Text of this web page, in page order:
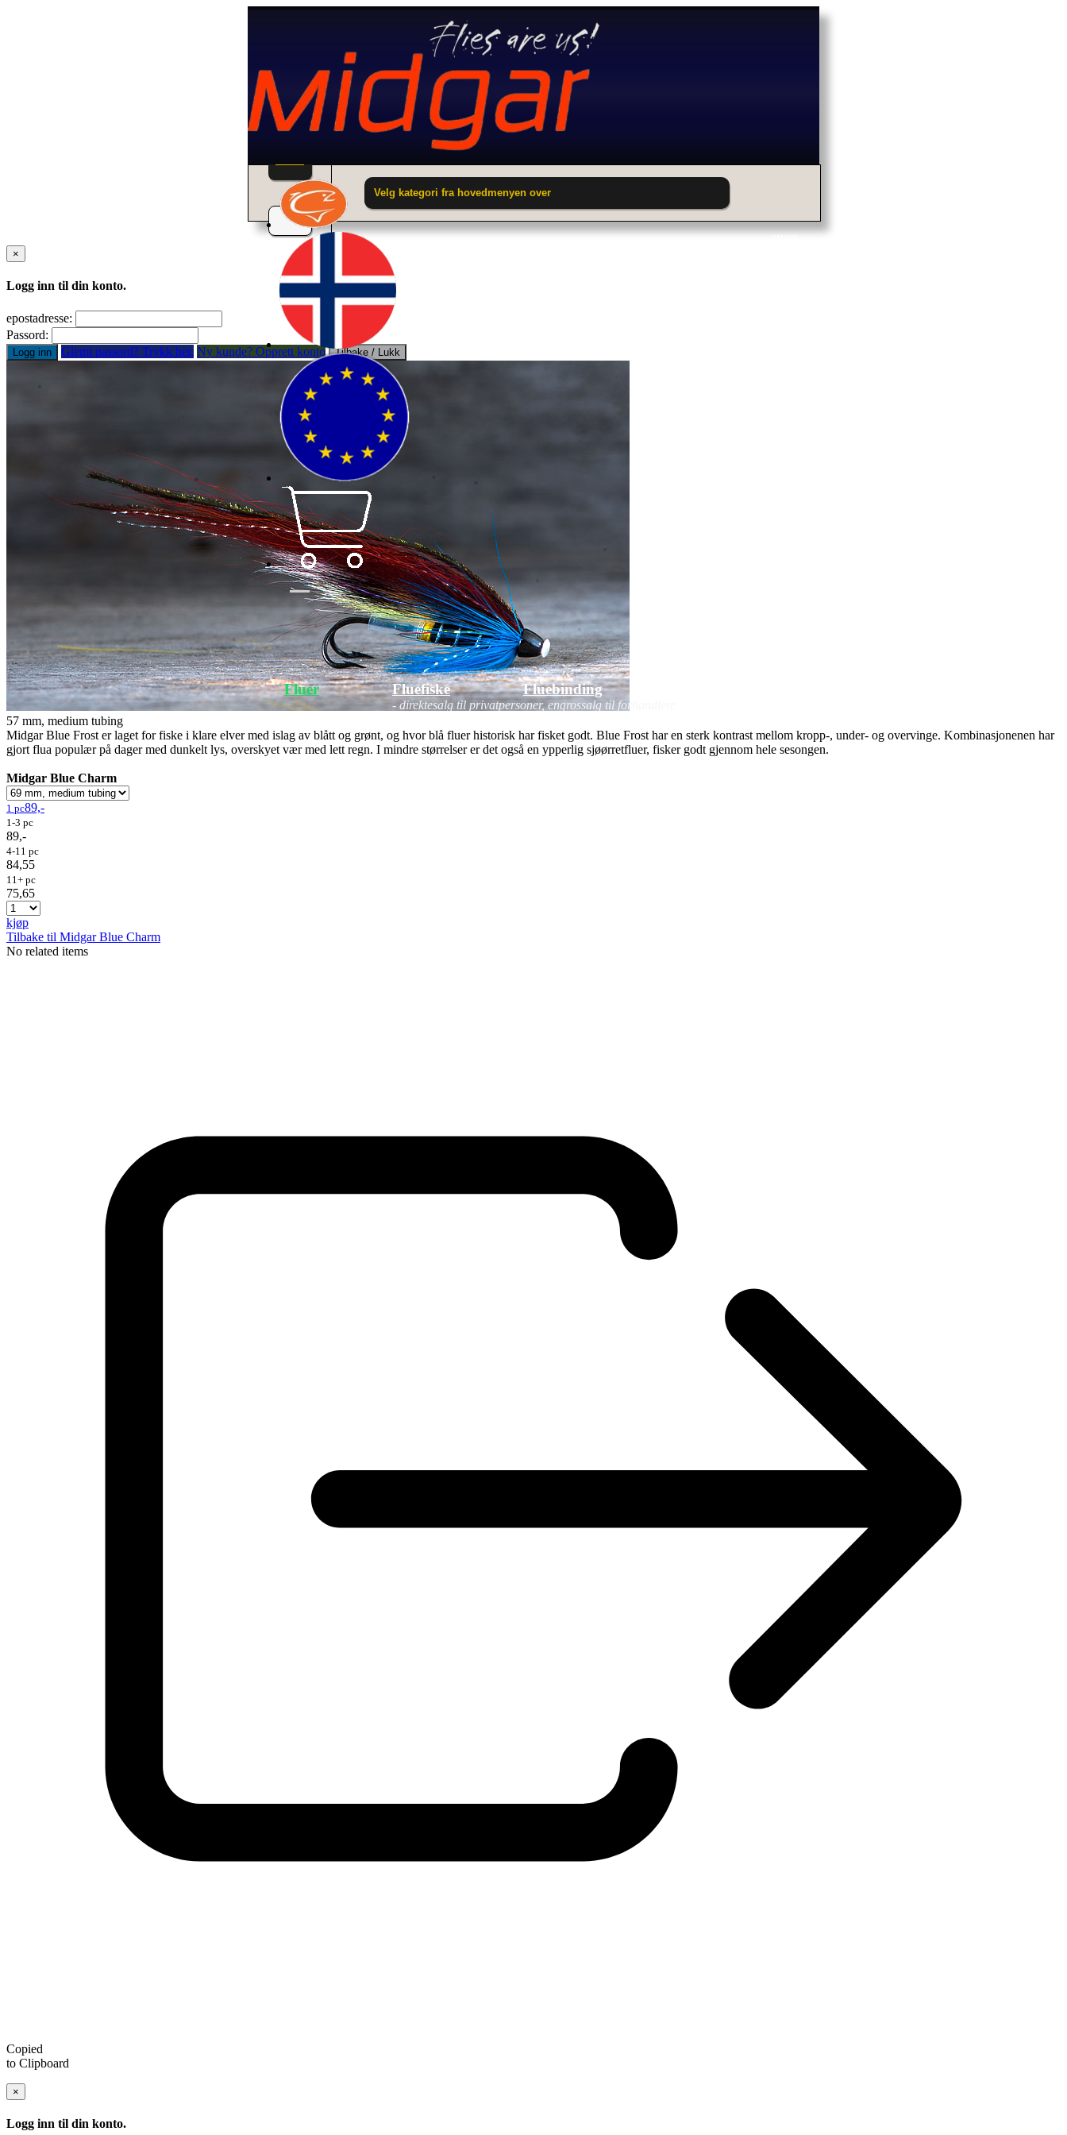
Fluer Fluefiske Fluebinding
- direktesalg til privatpersoner, engrossalg til forhandlere
Velg kategori fra hovedmenyen over
×
Logg inn til din konto.
epostadresse:
Passord:
Logg inn Glemt passord? Trykk her. Ny kunde? Opprett konto Tilbake / Lukk
57 mm, medium tubing
Midgar Blue Frost er laget for fiske i klare elver med islag av blått og grønt, og hvor blå fluer historisk har fisket godt. Blue Frost har en sterk kontrast mellom kropp-, under- og overvinge. Kombinasjonenen har
gjort flua populær på dager med dunkelt lys, overskyet vær med lett regn. I mindre størrelser er det også en ypperlig sjøørretfluer, fisker godt gjennom hele sesongen.
Midgar Blue Charm
1 pc89,-
1-3 pc
89,-
4-11 pc
84,55
11+ pc
75,65
kjøp
Tilbake til Midgar Blue Charm
No related items
Copied
to Clipboard
×
Logg inn til din konto.